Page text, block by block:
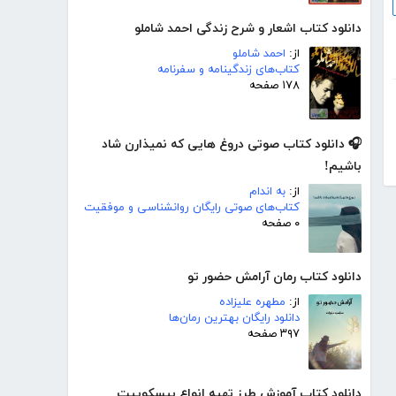
دانلود کتاب اشعار و شرح زندگی احمد شاملو
از: احمد شاملو
کتاب‌های زندگینامه و سفرنامه
۱۷۸ صفحه
🎧 دانلود کتاب صوتی دروغ هایی که نمیذارن شاد
باشیم!
از: به اندام
کتاب‌های صوتی رایگان روانشناسی و موفقیت
۰ صفحه
دانلود کتاب رمان آرامش حضور تو
از: مطهره علیزاده
دانلود رایگان بهترین رمان‌ها
۳۹۷ صفحه